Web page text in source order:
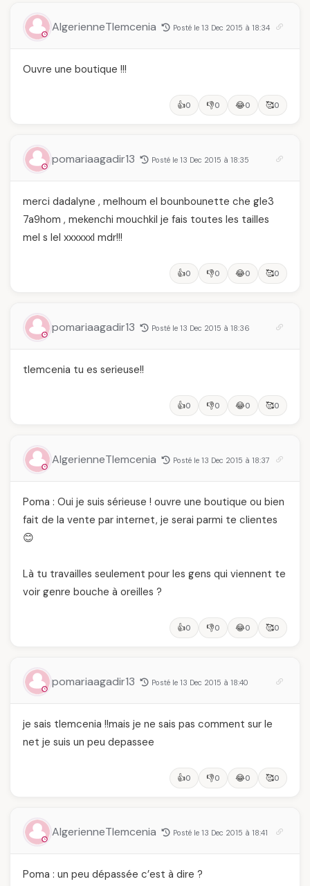
temps
AlgerienneTlemcenia Posté le 13 Dec 2015 à 18:34
Ouvre une boutique !!!
👍0 👎0 😂0 🥰0
pomariaagadir13 Posté le 13 Dec 2015 à 18:35
merci dadalyne , melhoum el bounbounette che gle3
7a9hom , mekenchi mouchkil je fais toutes les tailles
mel s lel xxxxxxl mdr!!!
👍0 👎0 😂0 🥰0
pomariaagadir13 Posté le 13 Dec 2015 à 18:36
tlemcenia tu es serieuse!!
👍0 👎0 😂0 🥰0
AlgerienneTlemcenia Posté le 13 Dec 2015 à 18:37
Poma : Oui je suis sérieuse ! ouvre une boutique ou bien
fait de la vente par internet, je serai parmi te clientes
😊
Là tu travailles seulement pour les gens qui viennent te
voir genre bouche à oreilles ?
👍0 👎0 😂0 🥰0
pomariaagadir13 Posté le 13 Dec 2015 à 18:40
je sais tlemcenia !!mais je ne sais pas comment sur le
net je suis un peu depassee
👍0 👎0 😂0 🥰0
AlgerienneTlemcenia Posté le 13 Dec 2015 à 18:41
Poma : un peu dépassée c’est à dire ?